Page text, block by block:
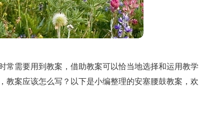
常需要用到教案，借助教案可以恰当地选择和运用教学
教案应该怎么写？以下是小编整理的安塞腰鼓教案，欢